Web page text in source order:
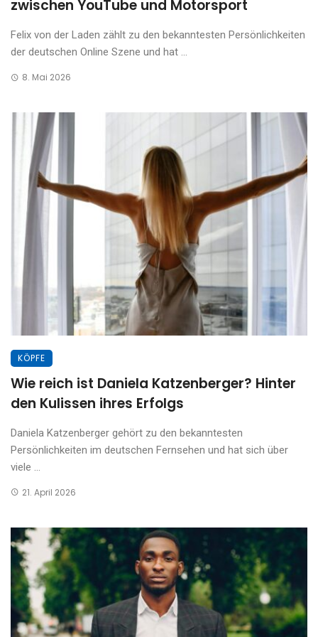
zwischen YouTube und Motorsport
Felix von der Laden zählt zu den bekanntesten Persönlichkeiten
der deutschen Online Szene und hat ...
8. Mai 2026
KÖPFE
Wie reich ist Daniela Katzenberger? Hinter
den Kulissen ihres Erfolgs
Daniela Katzenberger gehört zu den bekanntesten
Persönlichkeiten im deutschen Fernsehen und hat sich über
viele ...
21. April 2026